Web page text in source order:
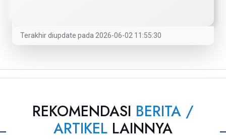
Terakhir diupdate pada 2026-06-02 11:55:30
REKOMENDASI BERITA /
ARTIKEL LAINNYA